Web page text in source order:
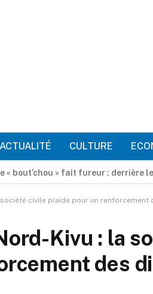
ACTUALITÉ CULTURE
Mbuyi donne rendez-vous à une
civile plaide pour un
Kivu : la
des